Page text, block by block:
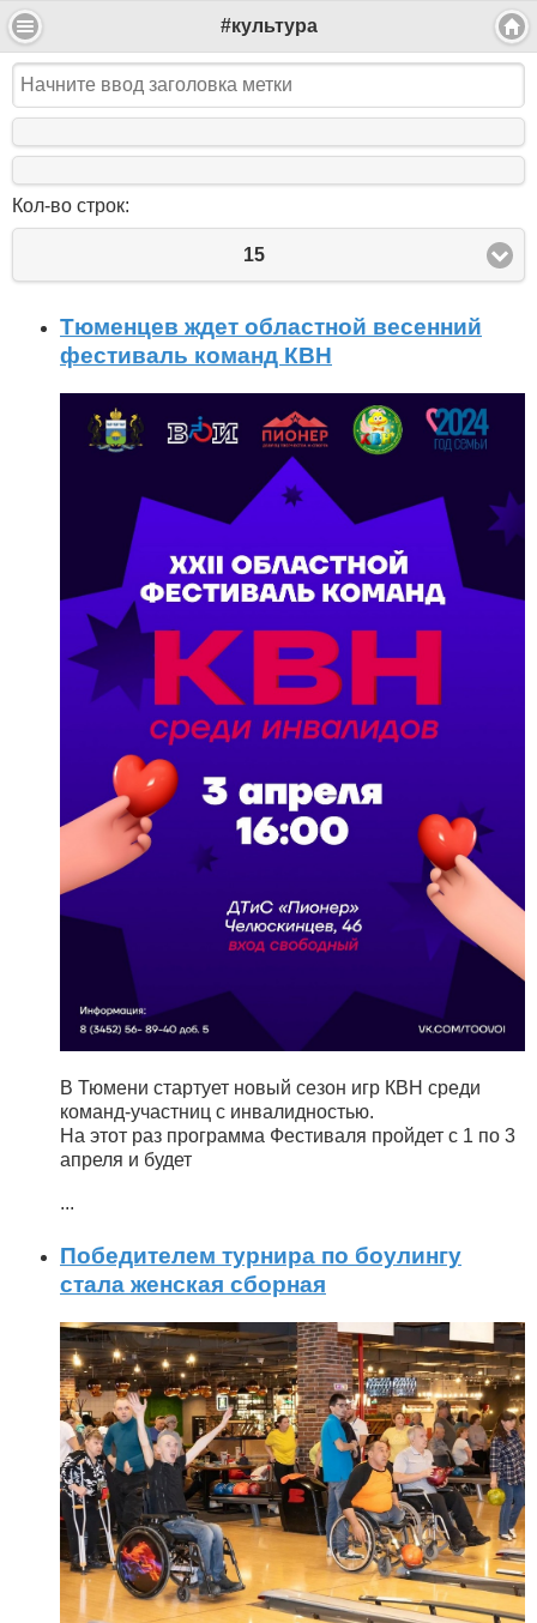
#культура
Кол-во строк:
15
Тюменцев ждет областной весенний
фестиваль команд КВН
В Тюмени стартует новый сезон игр КВН среди
команд-участниц с инвалидностью.
На этот раз программа Фестиваля пройдет с 1 по 3
апреля и будет
...
Победителем турнира по боулингу
стала женская сборная